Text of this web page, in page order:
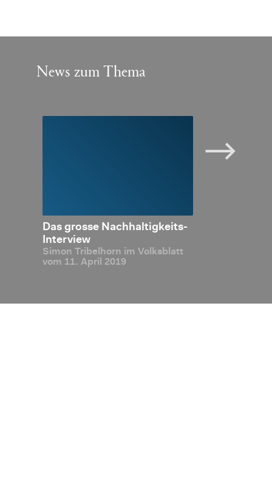
News zum Thema
Das gros­se Nach­hal­tig­keits-
In­ter­view
Simon Tri­bel­horn im Volks­blatt
vom 11. April 2019